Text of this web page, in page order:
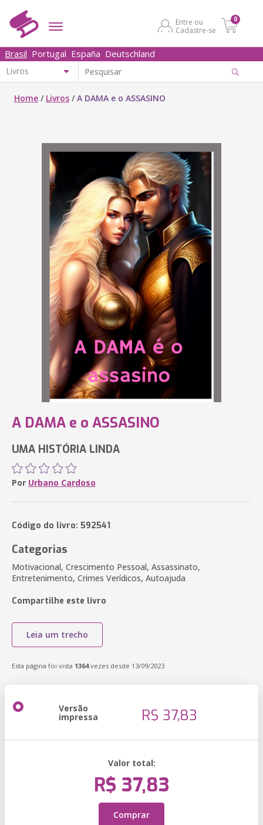
Entre ou
Cadastre-se
0
Brasil Portugal España Deutschland
Home / Livros /A DAMA e o ASSASINO
A DAMA e o ASSASINO
UMA HISTÓRIA LINDA
Por Urbano Cardoso
Código do livro: 592541
Categorias
Motivacional, Crescimento Pessoal, Assassinato,
Entretenimento, Crimes Verídicos, Autoajuda
Compartilhe este livro
Leia um trecho
Esta página foi vista 1364vezes desde 13/09/2023
Versão
impressa R$ 37,83
Valor total:
R$ 37,83
Comprar